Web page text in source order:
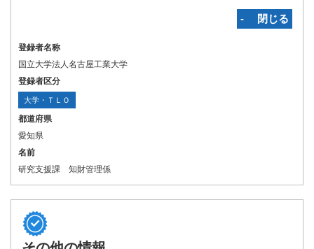
‐ 閉じる
登録者名称
国立大学法人名古屋工業大学
登録者区分
大学・ＴＬＯ
都道府県
愛知県
名前
研究支援課 知財管理係